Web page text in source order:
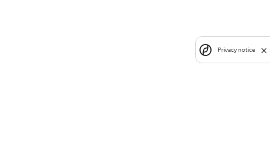
Privacy notice